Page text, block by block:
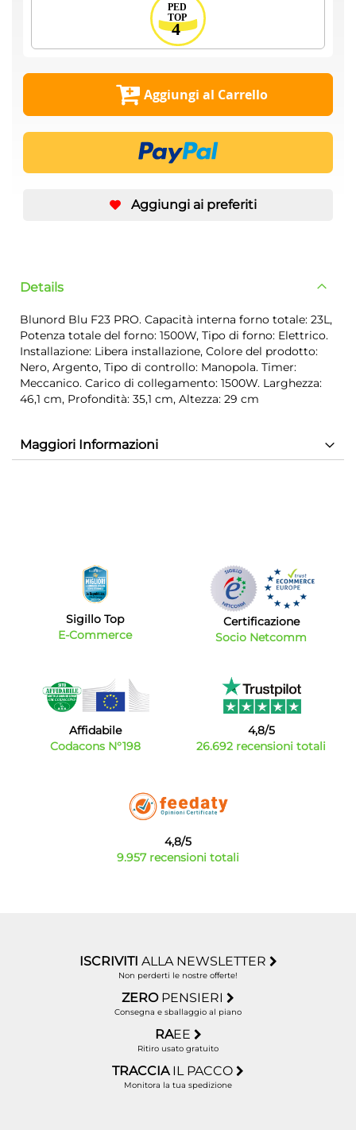
Aggiungi al Carrello
Aggiungi ai preferiti
Details
Blunord Blu F23 PRO. Capacità interna forno totale: 23L,
Potenza totale del forno: 1500W, Tipo di forno: Elettrico.
Installazione: Libera installazione, Colore del prodotto:
Nero, Argento, Tipo di controllo: Manopola. Timer:
Meccanico. Carico di collegamento: 1500W. Larghezza:
46,1 cm, Profondità: 35,1 cm, Altezza: 29 cm
Maggiori Informazioni
Sigillo Top
E-Commerce
Certificazione
Socio Netcomm
Affidabile
Codacons N°198
4,8/5
26.692 recensioni totali
4,8/5
9.957 recensioni totali
ISCRIVITI ALLA NEWSLETTER
Non perderti le nostre offerte!
ZERO PENSIERI
Consegna e sballaggio al piano
RAEE
Ritiro usato gratuito
TRACCIA IL PACCO
Monitora la tua spedizione